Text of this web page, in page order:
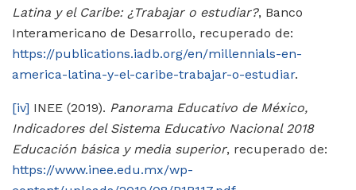
Latina y el Caribe: ¿Trabajar o estudiar?, Banco
Interamericano de Desarrollo, recuperado de:
https://publications.iadb.org/en/millennials-en-
america-latina-y-el-caribe-trabajar-o-estudiar.
[iv] INEE (2019). Panorama Educativo de México,
Indicadores del Sistema Educativo Nacional 2018
Educación básica y media superior, recuperado de:
https://www.inee.edu.mx/wp-